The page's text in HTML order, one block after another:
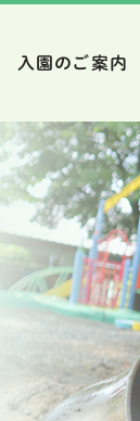
入園のご案内